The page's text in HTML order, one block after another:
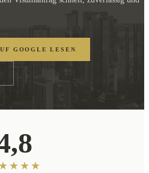
GOOGLE LESEN